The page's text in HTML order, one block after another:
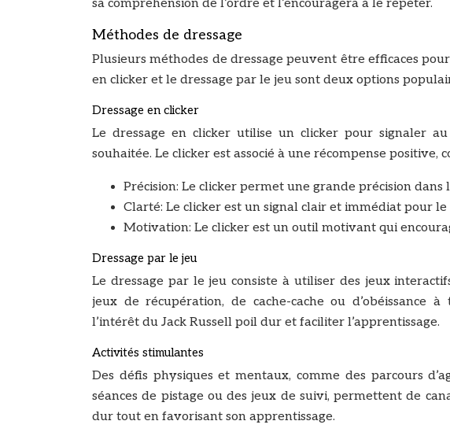
sa compréhension de l’ordre et l’encouragera à le répéter.
Méthodes de dressage
Plusieurs méthodes de dressage peuvent être efficaces
en clicker et le dressage par le jeu sont deux options
Dressage en clicker
Le dressage en clicker utilise un clicker pour signaler
souhaitée. Le clicker est associé à une récompense positive,
Précision: Le clicker permet une grande précision dans
Clarté: Le clicker est un signal clair et immédiat pour le
Motivation: Le clicker est un outil motivant qui
Dressage par le jeu
Le dressage par le jeu consiste à utiliser des jeux
jeux de récupération, de cache-cache ou d’obéissance
l’intérêt du Jack Russell poil dur et faciliter l’apprentissage.
Activités stimulantes
Des défis physiques et mentaux, comme des parcours
séances de pistage ou des jeux de suivi, permettent de
dur tout en favorisant son apprentissage.